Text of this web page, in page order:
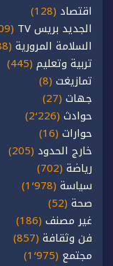
اقتصاد (128)
الجديد بريس TV
(309)
السلامة المرورية (188)
تربية وتعليم (445)
تمازيغت (8)
جهات (27)
حوادث (2٬226)
حوارات (16)
خارج الحدود (205)
رياضة (702)
سياسة (1٬978)
صحة (52)
غير مصنف (186)
فن وثقافة (857)
مجتمع (1٬975)